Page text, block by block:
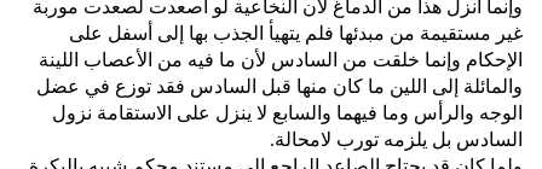
وإنما أنزل هذا من الدماغ لأن النخاعية لو أصعدت لصعدت موربة
غير مستقيمة من مبدئها فلم يتهيأ الجذب بها إلى أسفل على
الإحكام وإنما خلقت من السادس لأن ما فيه من الأعصاب اللينة
والمائلة إلى اللين ما كان منها قبل السادس فقد توزع في عضل
الوجه والرأس وما فيهما والسابع لا ينزل على الاستقامة نزول
السادس بل يلزمه تورب لامحالة‏.‏